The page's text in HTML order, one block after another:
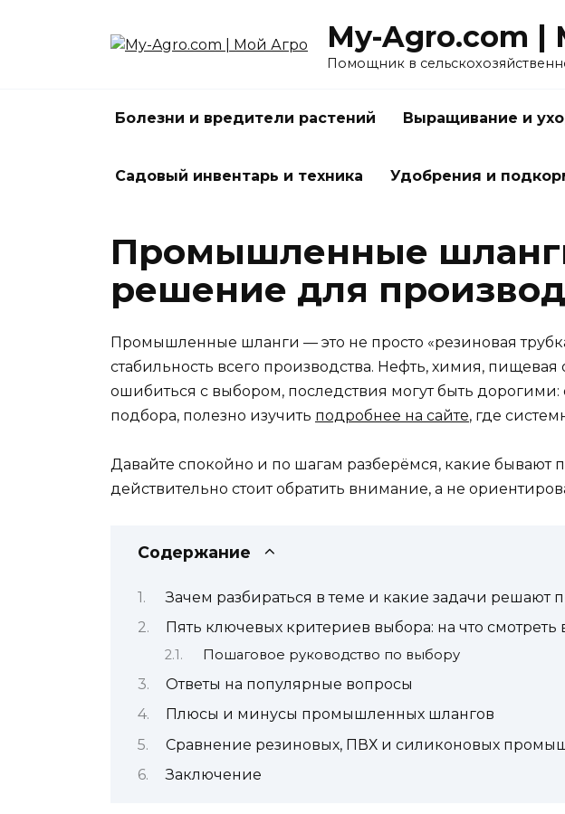
My-Agro.com |
Помощник в
Болезни и вредители растений Выращивание и
Садовый инвентарь и техника Удобрения и
Промышленные
решение для
Промышленные шланги — это не просто «резиновая
стабильность всего производства. Нефть, химия,
ошибиться с выбором, последствия могут быть
подбора, полезно изучить подробнее на сайте, где
Давайте спокойно и по шагам разберёмся, какие
действительно стоит обратить внимание, а не
Содержание
Зачем разбираться в теме и какие задачи
Пять ключевых критериев выбора: на что
Пошаговое руководство по выбору
Ответы на популярные вопросы
Плюсы и минусы промышленных шлангов
Сравнение резиновых, ПВХ и силиконовых
Заключение